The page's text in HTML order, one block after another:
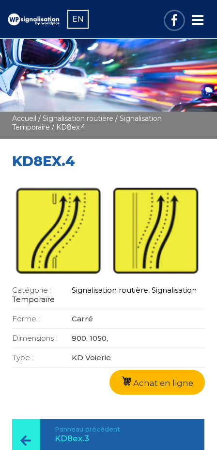
EN
Accueil / Signalisation routière / Signalisation
Temporaire / KD8ex.4
KD8EX.4
Catégorie : Signalisation routière,Signalisation
Temporaire
Forme : Carré
Dimensions : 900, 1050,
Type : KD Voierie
Achat en ligne
Panneau précédent
KD8ex.3